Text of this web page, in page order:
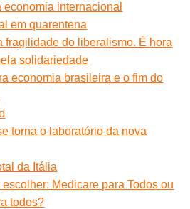
internacional
em quarentena
fragilidade do liberalismo. É hora
solidariedade
economia brasileira e o fim do
torna o laboratório da nova
da Itália
Medicare para Todos ou
todos?